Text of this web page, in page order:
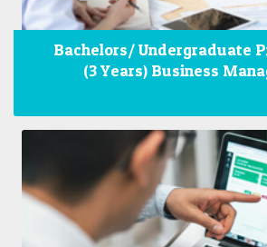
Bachelors/ Undergraduate
(3 Years) Business